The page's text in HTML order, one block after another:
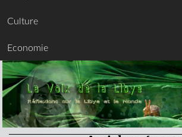
Culture
Economie